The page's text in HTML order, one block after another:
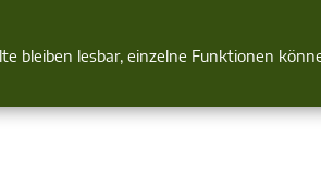
bleiben lesbar, einzelne Funktionen